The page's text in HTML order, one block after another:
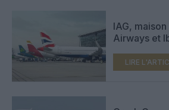
IAG,
Airways et
prix du
LIRE